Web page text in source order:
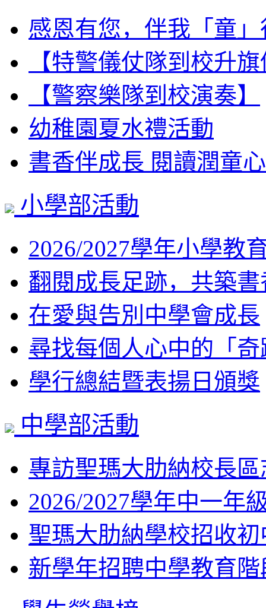
感恩有您，伴我「童
【特警儀仗隊到校升
【警察樂隊到校演奏】
幼稚園夏水禮活動
書香伴成長 閱讀潤童心
小學部活動
2026/2027學年小學教
翻閱成長足跡，共築書
在愛與告別中學會成長
尋找每個人心中的「奇
學行總結暨表揚日頒獎
中學部活動
專訪聖瑪大肋納校長
2026/2027學年中一年
聖瑪大肋納學校招收
新學年招聘中學教育